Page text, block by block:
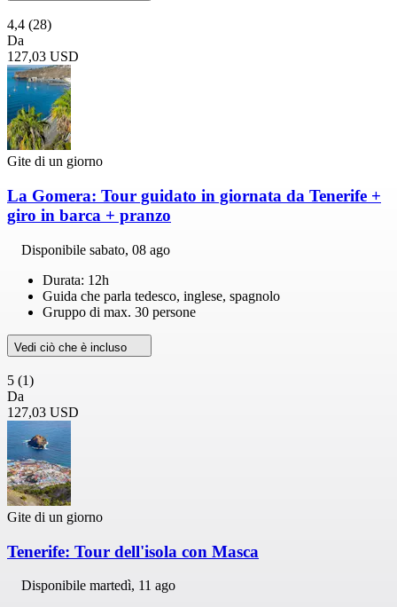
4,4 (28)
Da
127,03 USD
Gite di un giorno
La Gomera: Tour guidato in giornata da Tenerife +
giro in barca + pranzo
Disponibile sabato, 08 ago
Durata: 12h
Guida che parla tedesco, inglese, spagnolo
Gruppo di max. 30 persone
Vedi ciò che è incluso
5 (1)
Da
127,03 USD
Gite di un giorno
Tenerife: Tour dell'isola con Masca
Disponibile martedì, 11 ago